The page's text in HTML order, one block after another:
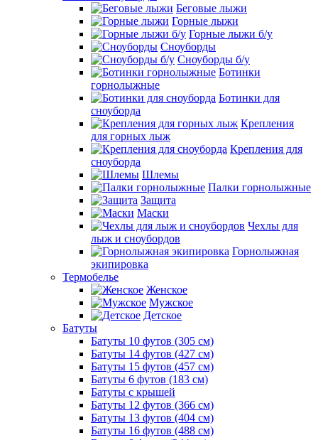
Беговые лыжи
Горные лыжи
Горные лыжи б/у
Сноуборды
Сноуборды б/у
Ботинки
горнолыжные
Ботинки для
сноуборда
Крепления
для горных лыж
Крепления для
сноуборда
Шлемы
Палки горнолыжные
Защита
Маски
Чехлы для
лыж и сноубордов
Горнолыжная
экипировка
Термобелье
Женское
Мужское
Детское
Батуты
Батуты 10 футов (305 см)
Батуты 14 футов (427 см)
Батуты 15 футов (457 см)
Батуты 6 футов (183 см)
Батуты с крышей
Батуты 12 футов (366 см)
Батуты 13 футов (404 см)
Батуты 16 футов (488 см)